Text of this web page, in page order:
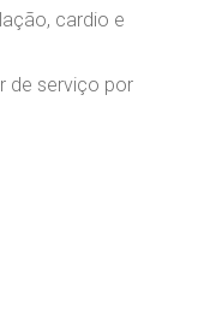
cardio e
de serviço por